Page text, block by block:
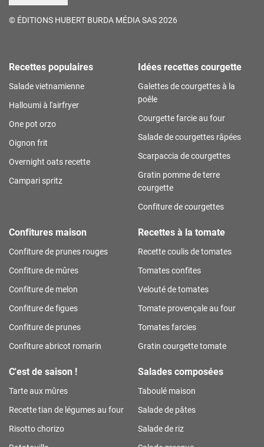
© ÉDITIONS HUBERT BURDA MÉDIA SAS 2026
Recettes populaires
Salade vietnamienne
Halloumi à l'airfryer
One pot orzo
Oignon frit
Overnight oats recette
Campari spritz
Idées recettes courgette
Galettes de courgettes à la
poêle
Courgette farcie au four
Salade de courgettes râpées
Scarpaccia de courgettes
Gratin pomme de terre
courgette
Confiture de courgettes
Confitures maison
Confiture de prunes rouges
Confiture de mûres
Confiture de melon
Confiture de figues
Confiture de prunes
Confiture abricot romarin
Recettes à la tomate
Recette coulis de tomates
Tomates confites
Velouté de tomates
Tomate provençale au four
Tomates farcies
Gratin courgette tomate
C'est de saison !
Tarte aux mûres
Recette tian de légumes au four
Risotto chorizo
Salades composées
Taboulé maison
Salade de pâtes
Salade de riz